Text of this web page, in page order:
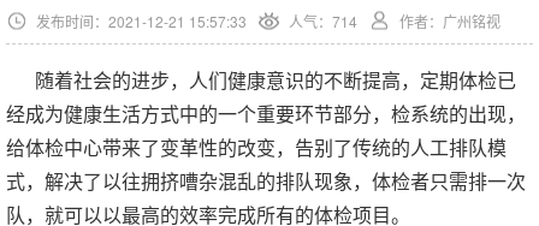
发布时间：2021-12-21 15:57:33 人气： 714 作者：广州铭视
随着社会的进步，人们健康意识的不断提高，定期体检已
经成为健康生活方式中的一个重要环节部分，检系统的出现，
给体检中心带来了变革性的改变，告别了传统的人工排队模
式，解决了以往拥挤嘈杂混乱的排队现象，体检者只需排一次
队，就可以以最高的效率完成所有的体检项目。